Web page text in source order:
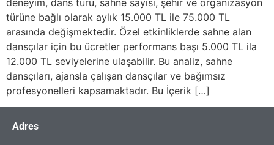
deneyim, dans türü, sahne sayısı, şehir ve organizasyon
türüne bağlı olarak aylık 15.000 TL ile 75.000 TL
arasında değişmektedir. Özel etkinliklerde sahne alan
dansçılar için bu ücretler performans başı 5.000 TL ila
12.000 TL seviyelerine ulaşabilir. Bu analiz, sahne
dansçıları, ajansla çalışan dansçılar ve bağımsız
profesyonelleri kapsamaktadır. Bu İçerik […]
Adres